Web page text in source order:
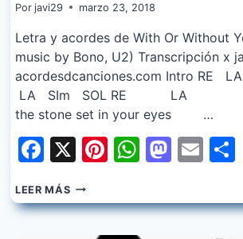
Por javi29 marzo 23, 2018
Letra y acordes de With Or Without
music by Bono, U2) Transcripción x
acordesdcanciones.com Intro RE
LA SIm SOL RE LA
the stone set in your eyes …
Facebook
X Pinterest
LEER MÁSU2
–
WITH